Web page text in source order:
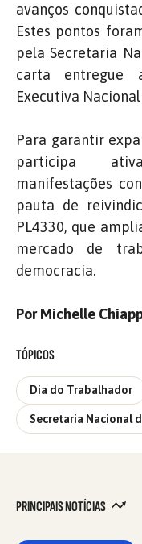
avanços
Estes pontos
pela Secretaria
carta entregue
Executiva
Para garantir
participa
manifestações
pauta de
PL4330, que
mercado de
democracia.
Por Michelle
TÓPICOS
Dia do Trabalhador
Secretaria Nacional
PRINCIPAIS NOTÍCIAS